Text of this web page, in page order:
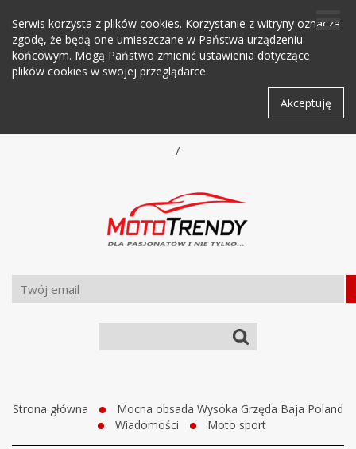
Serwis korzysta z plików cookies. Korzystanie z witryny oznacza
zgodę, że będą one umieszczane w Państwa urządzeniu
końcowym. Mogą Państwo zmienić ustawienia dotyczące
plików cookies w swojej przeglądarce.
Akceptuję
/
Strona główna
Mocna obsada Wysoka Grzęda Baja Poland
Wiadomości
Moto sport